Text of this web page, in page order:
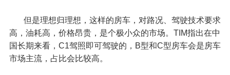
但是理想归理想，这样的房车，对路况、驾驶技术要求
高，油耗高，价格昂贵，是个极小众的市场。TIM指出在中
国长期来看，C1驾照即可驾驶的，B型和C型房车会是房车
市场主流，占比会比较高。